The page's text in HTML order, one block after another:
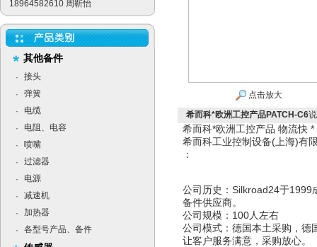
18964582610 周靳怡
其他备件
·
接头
·
弹簧
·
电缆
·
电阻、电容
·
喷嘴
·
过滤器
·
电源
·
减速机
·
加热器
·
各型号产品、备件
点击放大
希而科*欧洲工控产品PATCH-C6
希而科*欧洲工控产品 物流
希而科工业控制设备(上海)
：
公司历史：Silkroad24于1999
备件供应商。
公司规模：100人左右
公司模式：德国本土采购，德
让客户服务满意，采购放心。